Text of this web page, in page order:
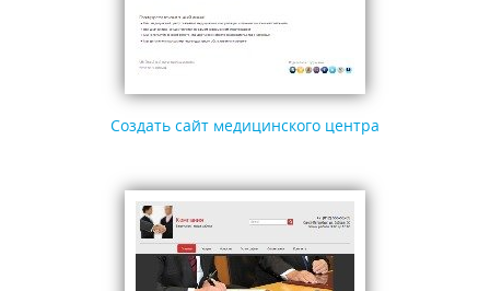
Создать сайт медицинского центра